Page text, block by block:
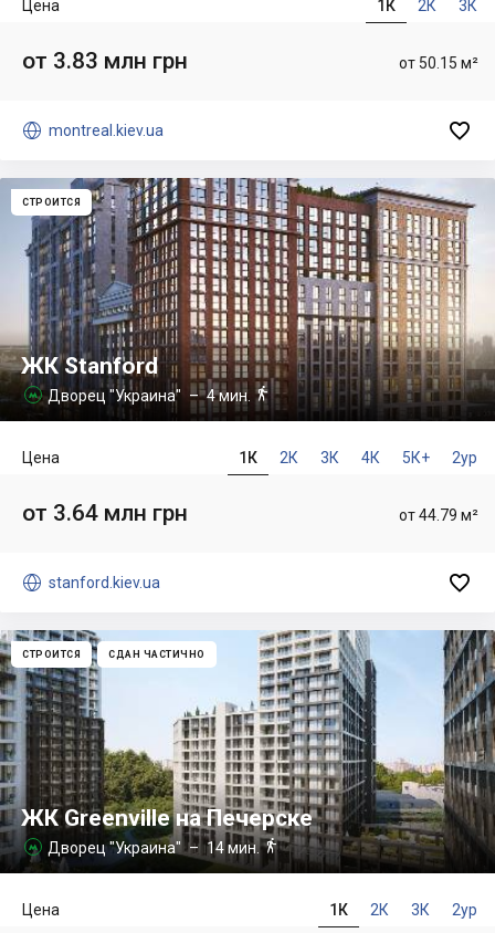
1К 2К 3К
Цена
от 50.15 м²
от 3.83 млн грн
 montreal.kiev.ua 
СТРОИТСЯ
ЖК Stanford
 Дворец "Украина" – 4 мин. 
1К 2К 3К 4К 5К+ 2ур
Цена
от 44.79 м²
от 3.64 млн грн
 stanford.kiev.ua 
СТРОИТСЯ СДАН ЧАСТИЧНО
ЖК Greenville на Печерске
 Дворец "Украина" – 14 мин.
1К 2К 3К 2ур
Цена